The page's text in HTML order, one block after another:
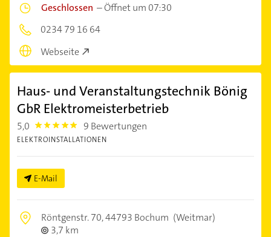
Geschlossen –Öffnet um 07:30
0234 79 16 64
Webseite
Haus- und Veranstaltungstechnik Bönig
GbR Elektromeisterbetrieb
5,0 5.0 9 Bewertungen
ELEKTROINSTALLATIONEN
E-Mail
Röntgenstr. 70,44793 Bochum (Weitmar)
3,7 km